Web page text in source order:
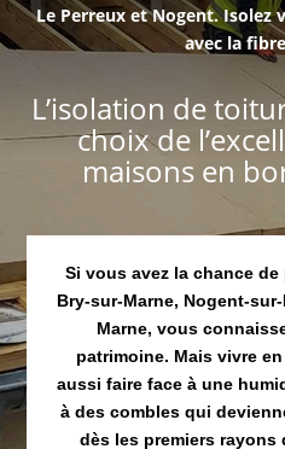
Le Perreux et Nogent. Isolez
avec la
L’isolation de
choix de
maisons en
Si vous avez la chance
Bry-sur-Marne, Nogent-
Marne, vous
patrimoine. Mais vivre
aussi faire face à une
à des combles qui
dès les premiers rayons